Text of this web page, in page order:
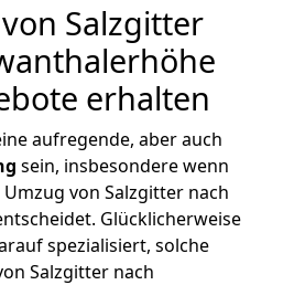
Salzgitter
erhalten
aufregende, aber auch
sein, insbesondere wenn
von Salzgitter nach
Glücklicherweise
spezialisiert, solche
Salzgitter nach